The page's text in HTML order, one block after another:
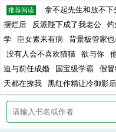
推荐阅读 拿不起先生和放不下
摆烂后
反派陛下成了我老公 灼
学
臣女素来有病 背景板管家也
没有人会不喜欢猫猫
欲与你
迫与前任成婚
国宝级学霸 假
天都在撩我
黑红作精让冷御影